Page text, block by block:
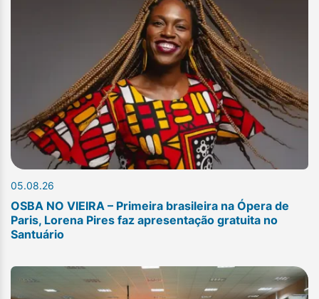
05.08.26
OSBA NO VIEIRA – Primeira brasileira na Ópera de
Paris, Lorena Pires faz apresentação gratuita no
Santuário